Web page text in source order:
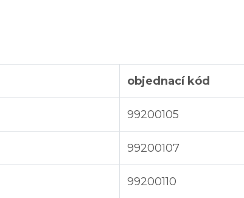
objednací kód
99200105
99200107
99200110